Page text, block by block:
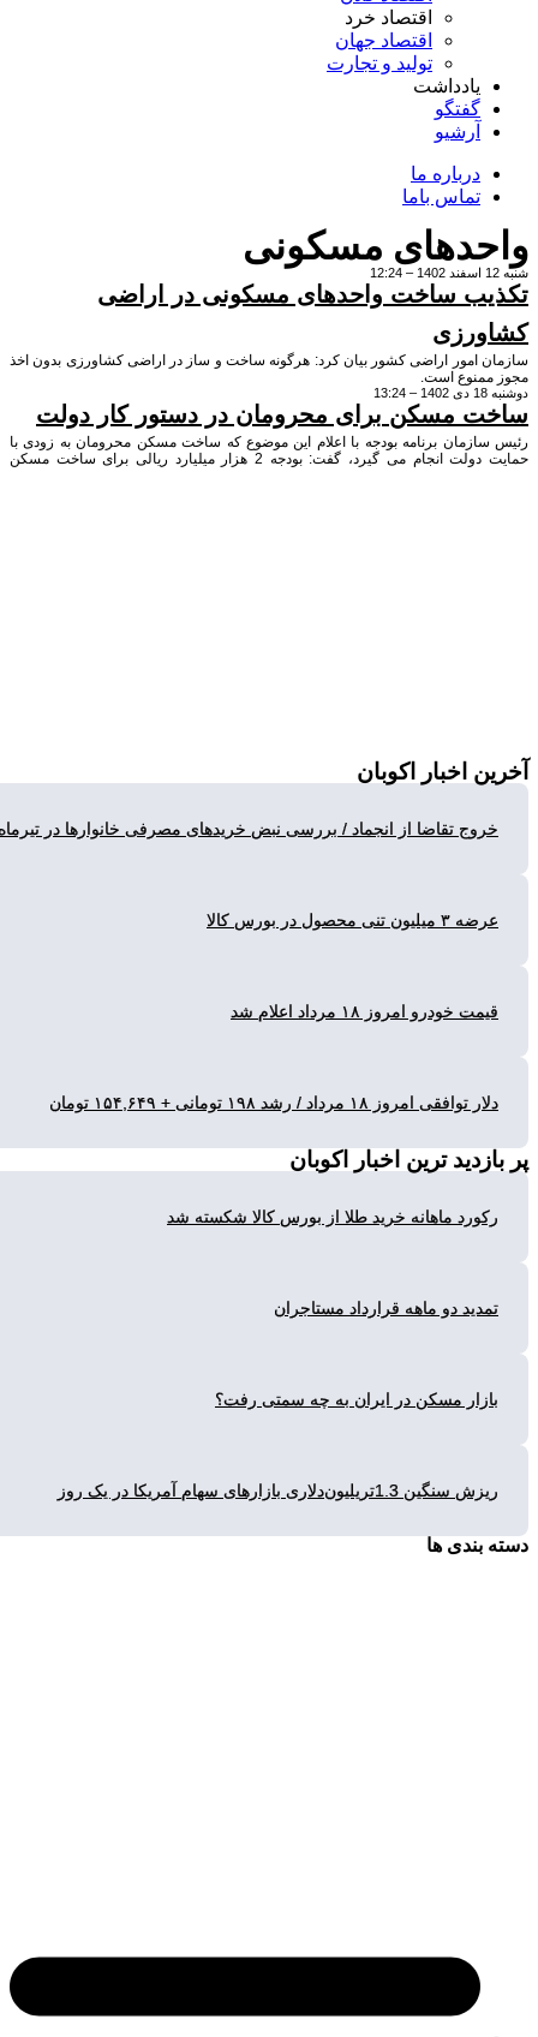
اقتصاد خرد
اقتصاد جهان
تولید و تجارت
یادداشت
گفتگو
آرشیو
درباره ما
تماس باما
مسکونی
ساخت واحدهای مسکونی در اراضی
امور اراضی کشور بیان کرد: هرگونه ساخت و ساز در اراضی کشاورزی بدون اخذ
است.
مسکن برای محرومان در دستور کار دولت
برنامه بودجه با اعلام این موضوع که ساخت مسکن محرومان به زودی با
حمایت دولت انجام می گیرد، گفت: بودجه 2 هزار میلیارد ریالی برای ساخت مسکن
اخبار اکوبان
تقاضا از انجماد / بررسی نبض خریدهای مصرفی خانوارها در تیرماه
خودرو امروز ۱۸ مرداد اعلام شد
امروز ۱۸ مرداد / رشد ۱۹۸ تومانی + ۱۵۴,۶۴۹ تومان
تریناخبار اکوبان
ماهانه خرید طلا از بورس کالا شکسته شد
دو ماهه قرارداد مستاجران
مسکن در ایران به چه سمتی رفت؟
1.3تریلیون‌دلاری بازارهای سهام آمریکا در یک روز
ها